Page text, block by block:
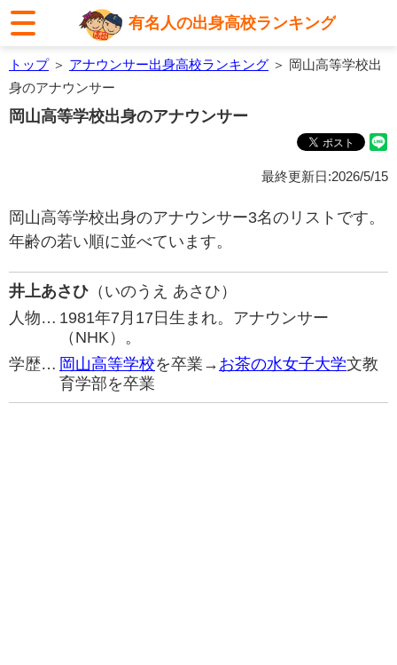
有名人の出身高校ランキング
トップ＞ アナウンサー出身高校ランキング ＞ 岡山高等学校出
身のアナウンサー
岡山高等学校出身のアナウンサー
最終更新日:2026/5/15
岡山高等学校出身のアナウンサー3名のリストです。
年齢の若い順に並べています。
井上あさひ （いのうえ あさひ）
人物… 1981年7月17日生まれ。アナウンサー
（NHK）。
学歴… 岡山高等学校を卒業→ お茶の水女子大学文教
育学部を卒業